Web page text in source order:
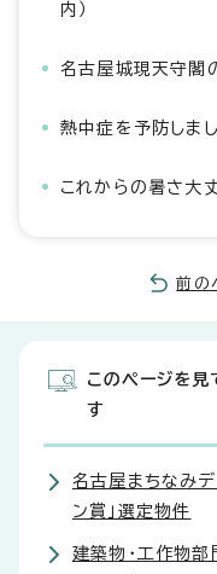
内）
名古屋城現天守閣
熱中症を予防しまし
これからの暑さ大
前の
このページを見
す
名古屋まちなみデ
ン賞」選定物件
建築物・工作物